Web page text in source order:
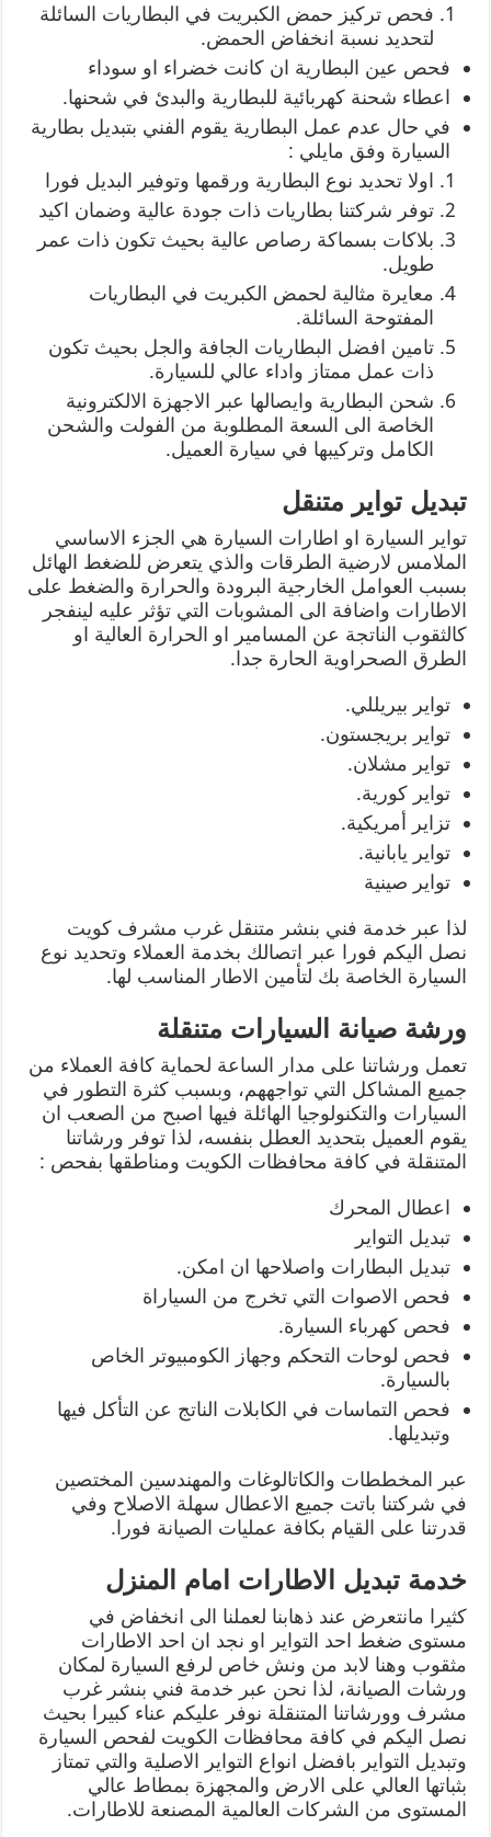
فحص تركيز حمض الكبريت في البطاريات السائلة
لتحديد نسبة انخفاض الحمض.
فحص عين البطارية ان كانت خضراء او سوداء
اعطاء شحنة كهربائية للبطارية والبدئ في شحنها.
في حال عدم عمل البطارية يقوم الفني بتبديل بطارية
السيارة وفق مايلي :
اولا تحديد نوع البطارية ورقمها وتوفير البديل فورا
توفر شركتنا بطاريات ذات جودة عالية وضمان اكيد
بلاكات بسماكة رصاص عالية بحيث تكون ذات عمر
طويل.
معايرة مثالية لحمض الكبريت في البطاريات
المفتوحة السائلة.
تامين افضل البطاريات الجافة والجل بحيث تكون
ذات عمل ممتاز واداء عالي للسيارة.
شحن البطارية وايصالها عبر الاجهزة الالكترونية
الخاصة الى السعة المطلوبة من الفولت والشحن
الكامل وتركيبها في سيارة العميل.
تبديل تواير متنقل
تواير السيارة او اطارات السيارة هي الجزء الاساسي
الملامس لارضية الطرقات والذي يتعرض للضغط الهائل
بسبب العوامل الخارجية البرودة والحرارة والضغط على
الاطارات واضافة الى المشوبات التي تؤثر عليه لينفجر
كالثقوب الناتجة عن المسامير او الحرارة العالية او
الطرق الصحراوية الحارة جدا.
تواير بيريللي.
تواير بريجستون.
تواير مشلان.
تواير كورية.
تزاير أمريكية.
تواير يابانية.
تواير صينية
لذا عبر خدمة فني بنشر متنقل غرب مشرف كويت
نصل اليكم فورا عبر اتصالك بخدمة العملاء وتحديد نوع
السيارة الخاصة بك لتأمين الاطار المناسب لها.
ورشة صيانة السيارات متنقلة
تعمل ورشاتنا على مدار الساعة لحماية كافة العملاء من
جميع المشاكل التي تواجههم، وبسبب كثرة التطور في
السيارات والتكنولوجيا الهائلة فيها اصبح من الصعب ان
يقوم العميل بتحديد العطل بنفسه، لذا توفر ورشاتنا
المتنقلة في كافة محافظات الكويت ومناطقها بفحص :
اعطال المحرك
تبديل التواير
تبديل البطارات واصلاحها ان امكن.
فحص الاصوات التي تخرج من السياراة
فحص كهرباء السيارة.
فحص لوحات التحكم وجهاز الكومبيوتر الخاص
بالسيارة.
فحص التماسات في الكابلات الناتج عن التأكل فيها
وتبديلها.
عبر المخططات والكاتالوغات والمهندسين المختصين
في شركتنا باتت جميع الاعطال سهلة الاصلاح وفي
قدرتنا على القيام بكافة عمليات الصيانة فورا.
خدمة تبديل الاطارات امام المنزل
كثيرا مانتعرض عند ذهابنا لعملنا الى انخفاض في
مستوى ضغط احد التواير او نجد ان احد الاطارات
مثقوب وهنا لابد من ونش خاص لرفع السيارة لمكان
ورشات الصيانة، لذا نحن عبر خدمة فني بنشر غرب
مشرف وورشاتنا المتنقلة نوفر عليكم عناء كبيرا بحيث
نصل اليكم في كافة محافظات الكويت لفحص السيارة
وتبديل التواير بافضل انواع التواير الاصلية والتي تمتاز
بثباتها العالي على الارض والمجهزة بمطاط عالي
المستوى من الشركات العالمية المصنعة للاطارات.